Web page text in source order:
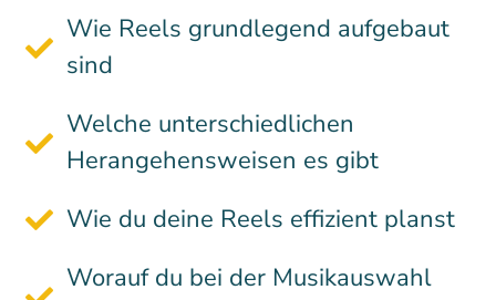
Wie Reels grundlegend aufgebaut
sind
Welche unterschiedlichen
Herangehensweisen es gibt
Wie du deine Reels effizient planst
Worauf du bei der Musikauswahl